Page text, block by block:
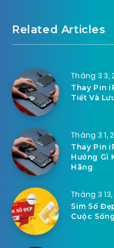
Related Articles
Tháng 3 3,
Thay Pin
Tiết Và
Tháng 3 1,
Thay Pin
Hưởng Gì
Hãng
Tháng 3
Sim Số
Cuộc